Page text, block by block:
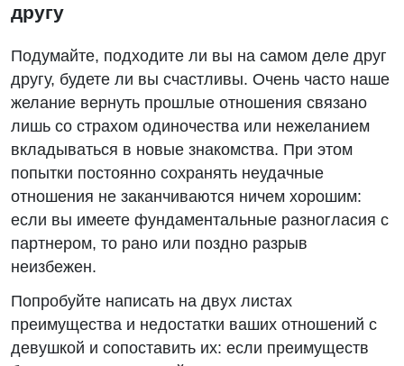
другу
Подумайте, подходите ли вы на самом деле друг
другу, будете ли вы счастливы. Очень часто наше
желание вернуть прошлые отношения связано
лишь со страхом одиночества или нежеланием
вкладываться в новые знакомства. При этом
попытки постоянно сохранять неудачные
отношения не заканчиваются ничем хорошим:
если вы имеете фундаментальные разногласия с
партнером, то рано или поздно разрыв
неизбежен.
Попробуйте написать на двух листах
преимущества и недостатки ваших отношений с
девушкой и сопоставить их: если преимуществ